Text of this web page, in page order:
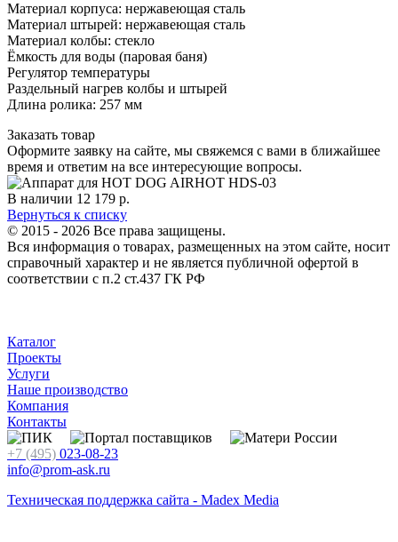
Материал корпуса: нержавеющая сталь
Материал штырей: нержавеющая сталь
Материал колбы: стекло
Ёмкость для воды (паровая баня)
Регулятор температуры
Раздельный нагрев колбы и штырей
Длина ролика: 257 мм
Заказать товар
Оформите заявку на сайте, мы свяжемся с вами в ближайшее
время и ответим на все интересующие вопросы.
В наличии 12 179 р.
Вернуться к списку
© 2015 - 2026 Все права защищены.
Вся информация о товарах, размещенных на этом сайте, носит
справочный характер и не является публичной офертой в
соответствии с п.2 ст.437 ГК РФ
Каталог
Проекты
Услуги
Наше производство
Компания
Контакты
+7 (495) 023-08-23
info@prom-ask.ru
Техническая поддержка сайта - Madex Media